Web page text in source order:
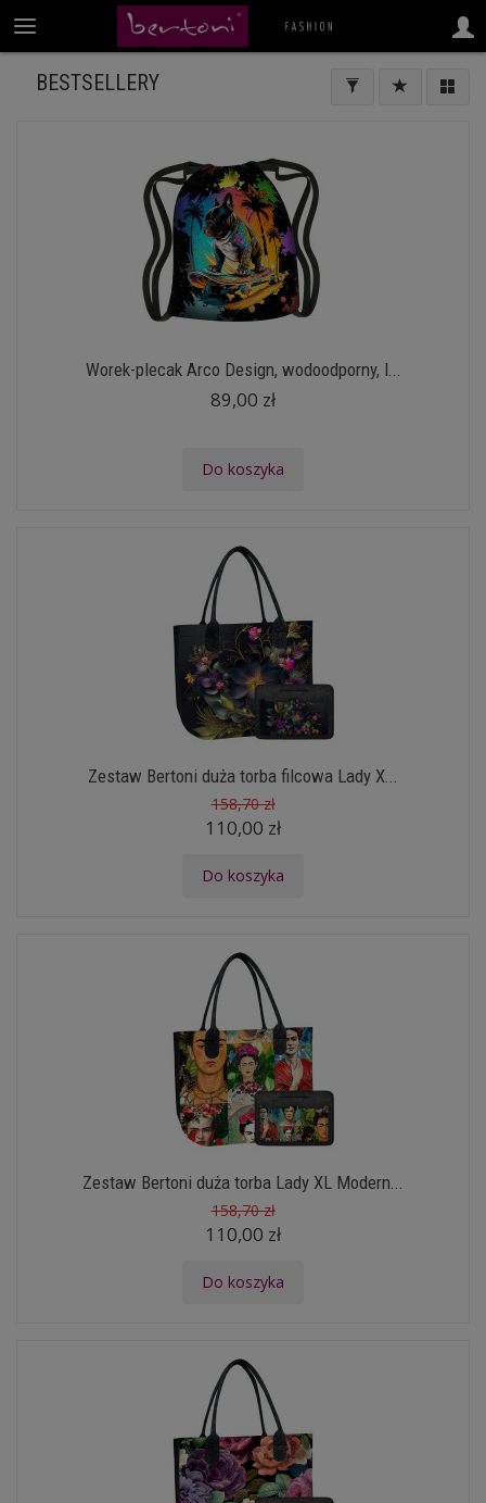
BESTSELLERY
Worek-plecak Arco Design, wodoodporny, l...
89,00 zł
Do koszyka
Zestaw Bertoni duża torba filcowa Lady X...
158,70 zł
110,00 zł
Do koszyka
Zestaw Bertoni duża torba Lady XL Modern...
158,70 zł
110,00 zł
Do koszyka